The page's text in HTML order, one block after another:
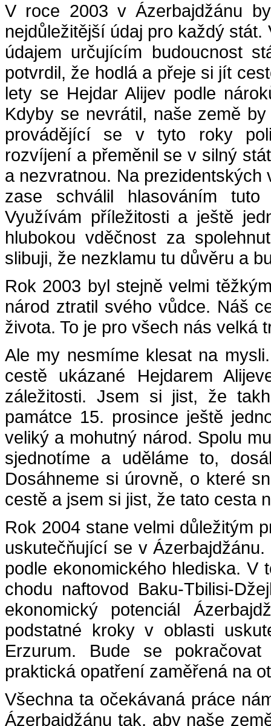
V roce 2003 v Ázerbajdžánu
nejdůležitější údaj pro každý
údajem určujícím budoucnost
potvrdil, že hodlá a přeje si jít
lety se Hejdar Alijev podle
Kdyby se nevrátil, naše země
provádějící se v tyto roky
rozvíjení a přeměnil se v silný
a nezvratnou. Na
zase schválil hlasováním
Využívám příležitosti a ještě
hlubokou vděčnost za
slibuji, že nezklamu tu důvěru a
Rok 2003 byl stejně velmi
národ ztratil svého vůdce. Náš
života. To je pro všech nás velká
Ale my nesmíme klesat na
cestě ukázané Hejdarem
záležitosti. Jsem si jist, že
památce 15. prosince ještě
veliký a mohutný národ. Spolu
sjednotíme a uděláme to,
Dosáhneme si úrovně, o které
cestě a jsem si jist, že tato cesta
Rok 2004 stane velmi důležitým
uskutečňující se v
podle ekonomického hlediska. V
chodu naftovod Baku-Tbilisi-
ekonomický potenciál
podstatné kroky v oblasti
Erzurum. Bude se
praktická opatření zaměřená na
Všechna ta očekávaná práce
Ázerbajdžánu tak, aby naše